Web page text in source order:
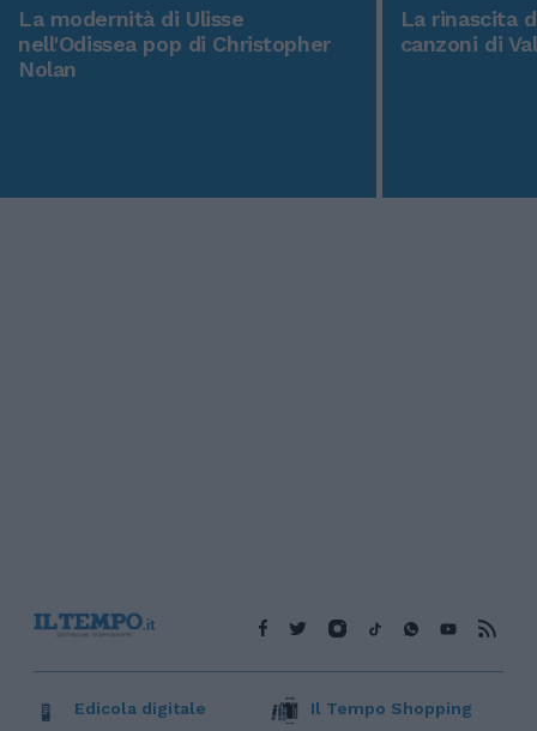
La modernità di Ulisse
nell'Odissea pop di Christopher
Nolan
La rinascita
canzoni di
Edicola digitale Il Tempo Shopping